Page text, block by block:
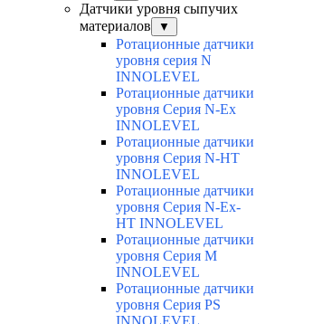
Датчики уровня сыпучих
материалов
▼
Ротационные датчики
уровня серия N
INNOLEVEL
Ротационные датчики
уровня Серия N-Ex
INNOLEVEL
Ротационные датчики
уровня Серия N-HT
INNOLEVEL
Ротационные датчики
уровня Серия N-Ex-
HT INNOLEVEL
Ротационные датчики
уровня Серия M
INNOLEVEL
Ротационные датчики
уровня Серия PS